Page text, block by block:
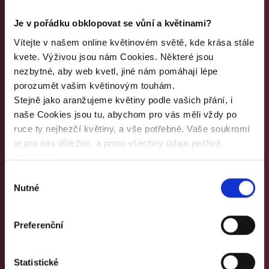
Je v pořádku obklopovat se vůní a květinami?
Vítejte v našem online květinovém světě, kde krása stále
kvete. Výživou jsou nám Cookies. Některé jsou
nezbytné, aby web kvetl, jiné nám pomáhají lépe
porozumět vašim květinovým touhám.
Stejně jako aranžujeme květiny podle vašich přání, i
naše Cookies jsou tu, abychom pro vás měli vždy po
ruce ty nejhezčí květiny, a vše potřebné. Vaše soukromí
je pro nás důležité, a proto všechny údaje pečlivě
chráníme.
našeho voňavého světa a necháváte květiny v pořádku
souhlasu
Nutné
Preferenční
Statistické
Bernasovi
Dobrý večer, paní Hanko, mockrát Vám ještě
jednou děkujeme za překrásnou výzdobu a
toho vážíme.